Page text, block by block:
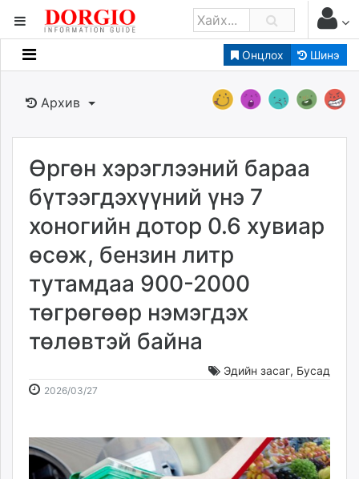
Онцлох Шинэ
Мэдээллийн
Банк санхүү
Бизнес ААН
Төрийн
Нийслэлийн
dorgio.mn
Gogo.mn
news.mn
zindaa.mn
tovch.mn
mnb.mn
24tsag.mn
shuud.mn
Архив
Өргөн хэрэглээний бараа
бүтээгдэхүүний үнэ 7
хоногийн дотор 0.6 хувиар
өсөж, бензин литр
тутамдаа 900-2000
төгрөгөөр нэмэгдэх
төлөвтэй байна
Эдийн засаг, Бусад
2026/03/27
11:54:26
09:03:41